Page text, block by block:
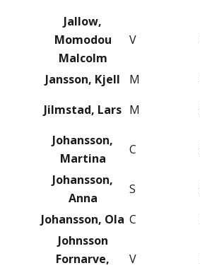
Jallow,
Momodou
Malcolm
V
Jansson, Kjell M
Jilmstad, Lars M
Johansson,
Martina
C
Johansson,
Anna
S
Johansson, Ola C
Johnsson
Fornarve,
V